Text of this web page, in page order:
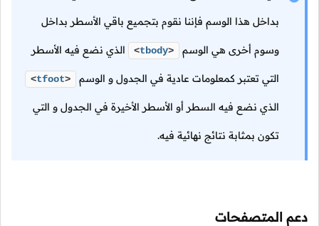
بداخل هذا الوسم فإننا نقوم بتجميع باقي الأسطر بداخل
وسوم أخرى هي الوسم <tbody> الذي نضع فيه الأسطر
التي تعتبر كمعلومات عادية في الجدول و الوسم <tfoot>
الذي نضع فيه السطر أو الأسطر الأخيرة في الجدول و التي
تكون بمثابة نتائج نهائية فيه.
دعم المتصفحات